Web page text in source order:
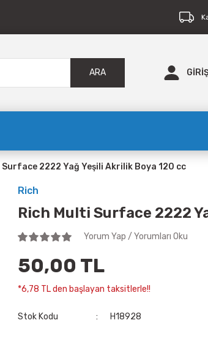
ARA
Surface 2222 Yağ Yeşili Akrilik Boya 120 cc
Rich
Rich Multi Surface 2222
Yorum Yap / Yorumları Oku
50,00 TL
*6,78 TL den başlayan taksitlerle!!
Stok Kodu H18928